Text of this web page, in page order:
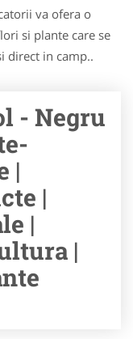
va ofera o
si plante care se
direct in camp..
- Negru
|
|
|
|